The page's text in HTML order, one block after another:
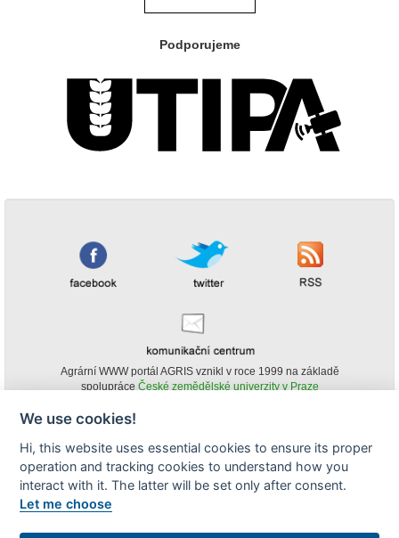
Podporujeme
Agrární WWW portál AGRIS vznikl v roce 1999 na základě
spolupráce České zemědělské univerzity v Praze
obsahu agrárního WWW portálu AGRIS je možné
(pokud není uvedeno jinak) pouze za podmínky uvedení zdroje v podobě
www.agris.cz a data publikace v AGRISu.
We use cookies!
Hi, this website uses essential cookies to ensure its proper
operation and tracking cookies to understand how you
interact with it. The latter will be set only after consent.
Let me choose